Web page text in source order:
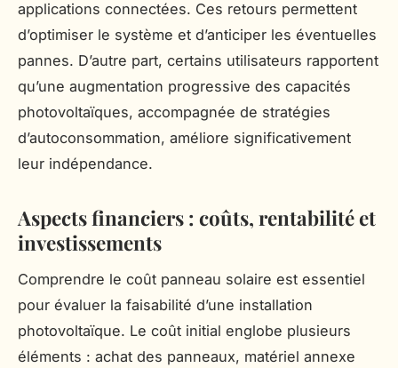
applications connectées. Ces retours permettent
d’optimiser le système et d’anticiper les éventuelles
pannes. D’autre part, certains utilisateurs rapportent
qu’une augmentation progressive des capacités
photovoltaïques, accompagnée de stratégies
d’autoconsommation, améliore significativement
leur indépendance.
Aspects financiers : coûts, rentabilité et
investissements
Comprendre le coût panneau solaire est essentiel
pour évaluer la faisabilité d’une installation
photovoltaïque. Le coût initial englobe plusieurs
éléments : achat des panneaux, matériel annexe